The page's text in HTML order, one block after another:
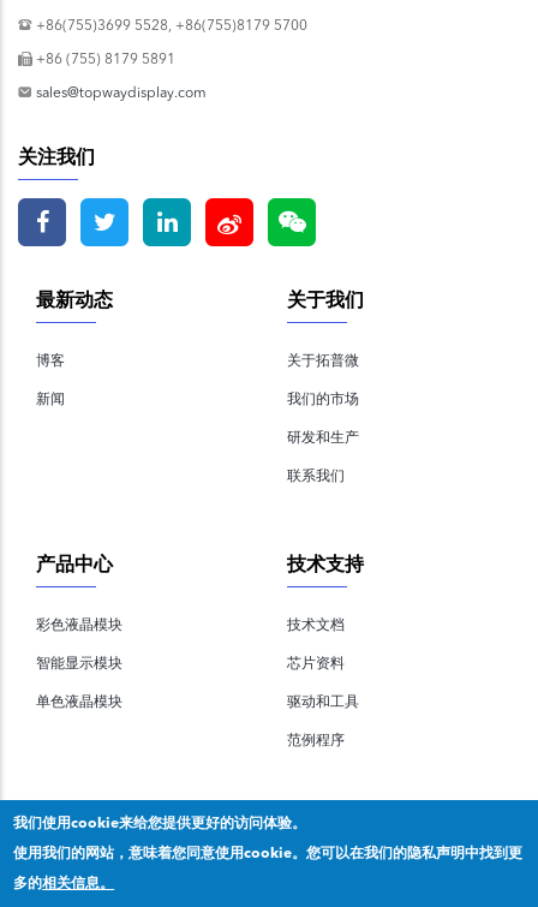
+86(755)3699 5528, +86(755)8179 5700
+86 (755) 8179 5891
sales@topwaydisplay.com
关注我们
关于我们
关于拓普微
我们的市场
研发和生产
联系我们
最新动态
博客
新闻
技术支持
技术文档
芯片资料
驱动和工具
范例程序
产品中心
彩色液晶模块
智能显示模块
单色液晶模块
我们使用cookie来给您提供更好的访问体验。
使用我们的网站，意味着您同意使用cookie。您可以在我们的隐私声明中找到更
多的相关信息。